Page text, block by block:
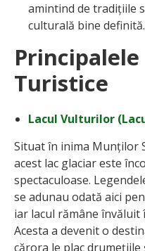
amintind de tradițiile
culturală bine definită.
Turistice
Lacul Vulturilor
Situat în inima Munților
acest lac glaciar este
spectaculoase.
se adunau odată aici
iar lacul rămâne
Acesta a devenit o
cărora le plac drumețiile